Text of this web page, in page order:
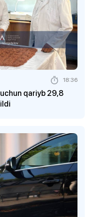
1
1
qariyb 29,8
18:36